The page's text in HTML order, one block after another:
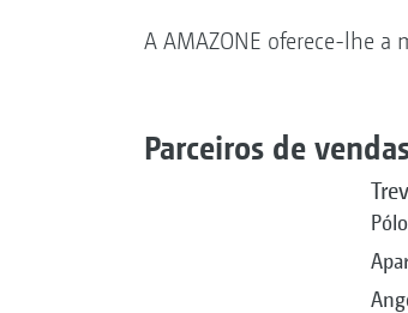
A AMAZONE oferece-lhe a
Parceiros de